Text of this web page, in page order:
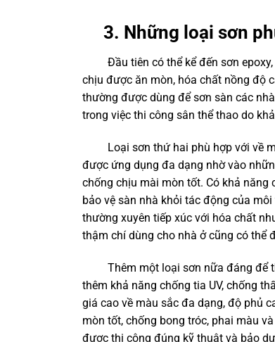
3. Những loại sơn
Đầu tiên có thể kể đến sơn epoxy,
chịu được ăn mòn, hóa chất nồng độ
thường được dùng để sơn sàn các
trong việc thi công sân thể thao do
Loại sơn thứ hai phù hợp với về
được ứng dụng đa dạng nhờ vào
chống chịu mài mòn tốt. Có khả
bảo vệ sàn nhà khỏi tác động của
thường xuyên tiếp xúc với hóa chất
thậm chí dùng cho nhà ở cũng có thể
Thêm một loại sơn nữa đáng để
thêm khả năng chống tia UV, chống
giá cao về màu sắc đa dạng, độ phủ
mòn tốt, chống bong tróc, phai màu
được thi công đúng kỹ thuật và bảo